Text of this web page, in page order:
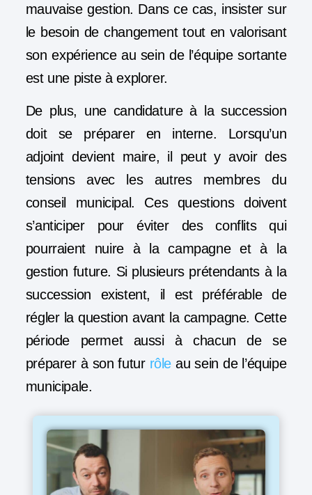
mauvaise gestion. Dans ce cas, insister sur
le besoin de changement tout en valorisant
son expérience au sein de l’équipe sortante
est une piste à explorer.
De plus, une candidature à la succession
doit se préparer en interne. Lorsqu’un
adjoint devient maire, il peut y avoir des
tensions avec les autres membres du
conseil municipal. Ces questions doivent
s’anticiper pour éviter des conflits qui
pourraient nuire à la campagne et à la
gestion future. Si plusieurs prétendants à la
succession existent, il est préférable de
régler la question avant la campagne. Cette
période permet aussi à chacun de se
préparer à son futur rôle au sein de l’équipe
municipale.